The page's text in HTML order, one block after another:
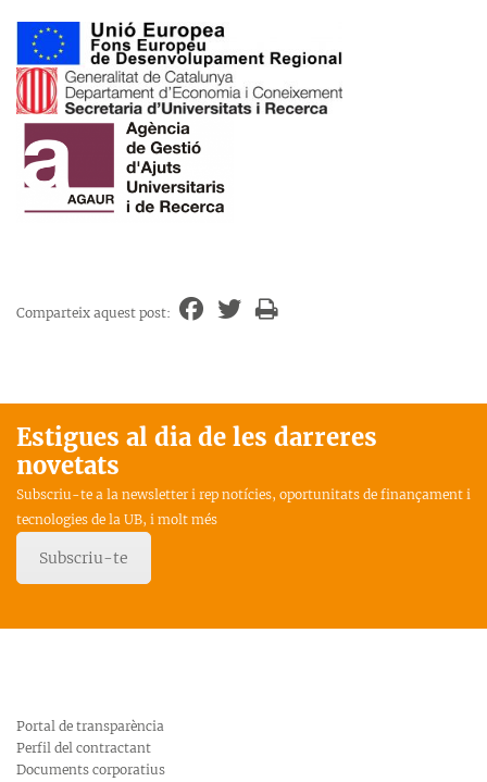
Comparteix aquest post:
Estigues al dia de les darreres
novetats
Subscriu-te a la newsletter i rep notícies, oportunitats de finançament i
tecnologies de la UB, i molt més
Subscriu-te
Portal de transparència
Perfil del contractant
Documents corporatius